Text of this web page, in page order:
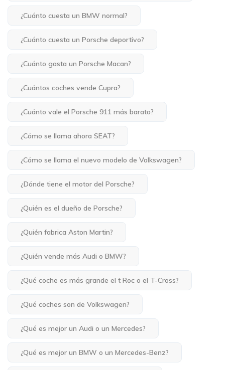
¿Cuánto cuesta un BMW normal?
¿Cuánto cuesta un Porsche deportivo?
¿Cuánto gasta un Porsche Macan?
¿Cuántos coches vende Cupra?
¿Cuánto vale el Porsche 911 más barato?
¿Cómo se llama ahora SEAT?
¿Cómo se llama el nuevo modelo de Volkswagen?
¿Dónde tiene el motor del Porsche?
¿Quién es el dueño de Porsche?
¿Quién fabrica Aston Martin?
¿Quién vende más Audi o BMW?
¿Qué coche es más grande el t Roc o el T-Cross?
¿Qué coches son de Volkswagen?
¿Qué es mejor un Audi o un Mercedes?
¿Qué es mejor un BMW o un Mercedes-Benz?